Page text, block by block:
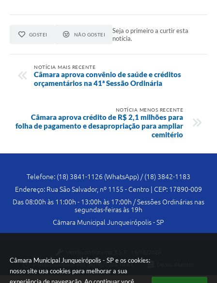
Câmara Municipal Junqueirópolis - SP e os cookies:
nosso site usa cookies para melhorar a sua
GOSTEI NÃO GOSTEI
Seja o primeiro a curtir esta
notícia.
NOTÍCIA MAIS RECENTE
Câmara aprova convênio de saúde e créditos
orçamentários na 41ª Sessão Ordinária
NOTÍCIA MENOS RECENTE
Câmara aprova crédito de R$ 2,1 milhões para
folha de pagamento e desapropriação para ampliar
cemitério
Telefone: (18) 3841-1126 (WhatsApp) / (18) 3842-1183
Endereço: Rua São Salvador, nº 1155 - Centro | CEP: 17890-009
Das 08:00h às 11:00h - 13:00h às 17:00h / Sessões Ordinárias nas
segundas-feiras às 19h
Câmara Municipal Junqueirópolis - SP
Portal atualizado em:06/08/2026 14:41